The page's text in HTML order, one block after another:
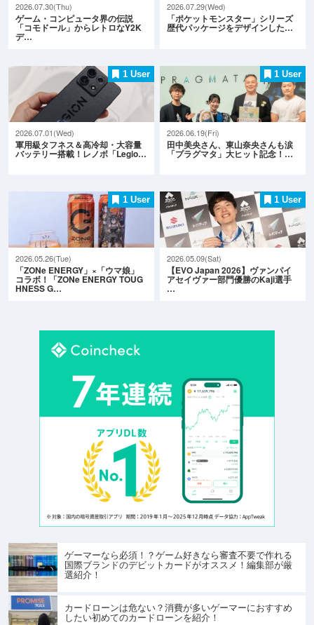
2026.07.30(Thu)
ゲーム・コンピュータ界の伝説
「コモドール」からレトロなY2K
デ…
2026.07.29(Wed)
「ポケットモンスター」シリーズ
歴代パッケージをデザインした…
1 User
2026.07.01(Wed)
軍用級タフネス＆高冷却・大容量
バッテリー搭載！レノボ「Legio…
1 User
2026.06.19(Fri)
田中美央さん、東山奈央さんも涙
「プラグマタ」大ヒット記念！…
1 User
2026.05.26(Tue)
「ZONe ENERGY」×「ウマ娘」
コラボ！「ZONe ENERGY TOUG
HNESS G…
1 User
2026.05.09(Sat)
【EVO Japan 2026】ヴァンパイ
アセイヴァー部門優勝のKaji選手
…
ゲーマーなら必須！？ゲーム好きなら審査不要で作れる
国際ブランドのデビットカードがオススメ！編集部が厳
選紹介！
カードローンは危ない？消費が多いゲーマーにおすすめ
したい初めてのカードローンを紹介！